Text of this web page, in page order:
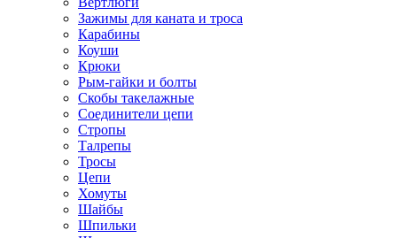
Зажимы для каната и троса
Карабины
Коуши
Крюки
Рым-гайки и болты
Скобы такелажные
Соединители цепи
Стропы
Талрепы
Тросы
Цепи
Хомуты
Шайбы
Шпильки